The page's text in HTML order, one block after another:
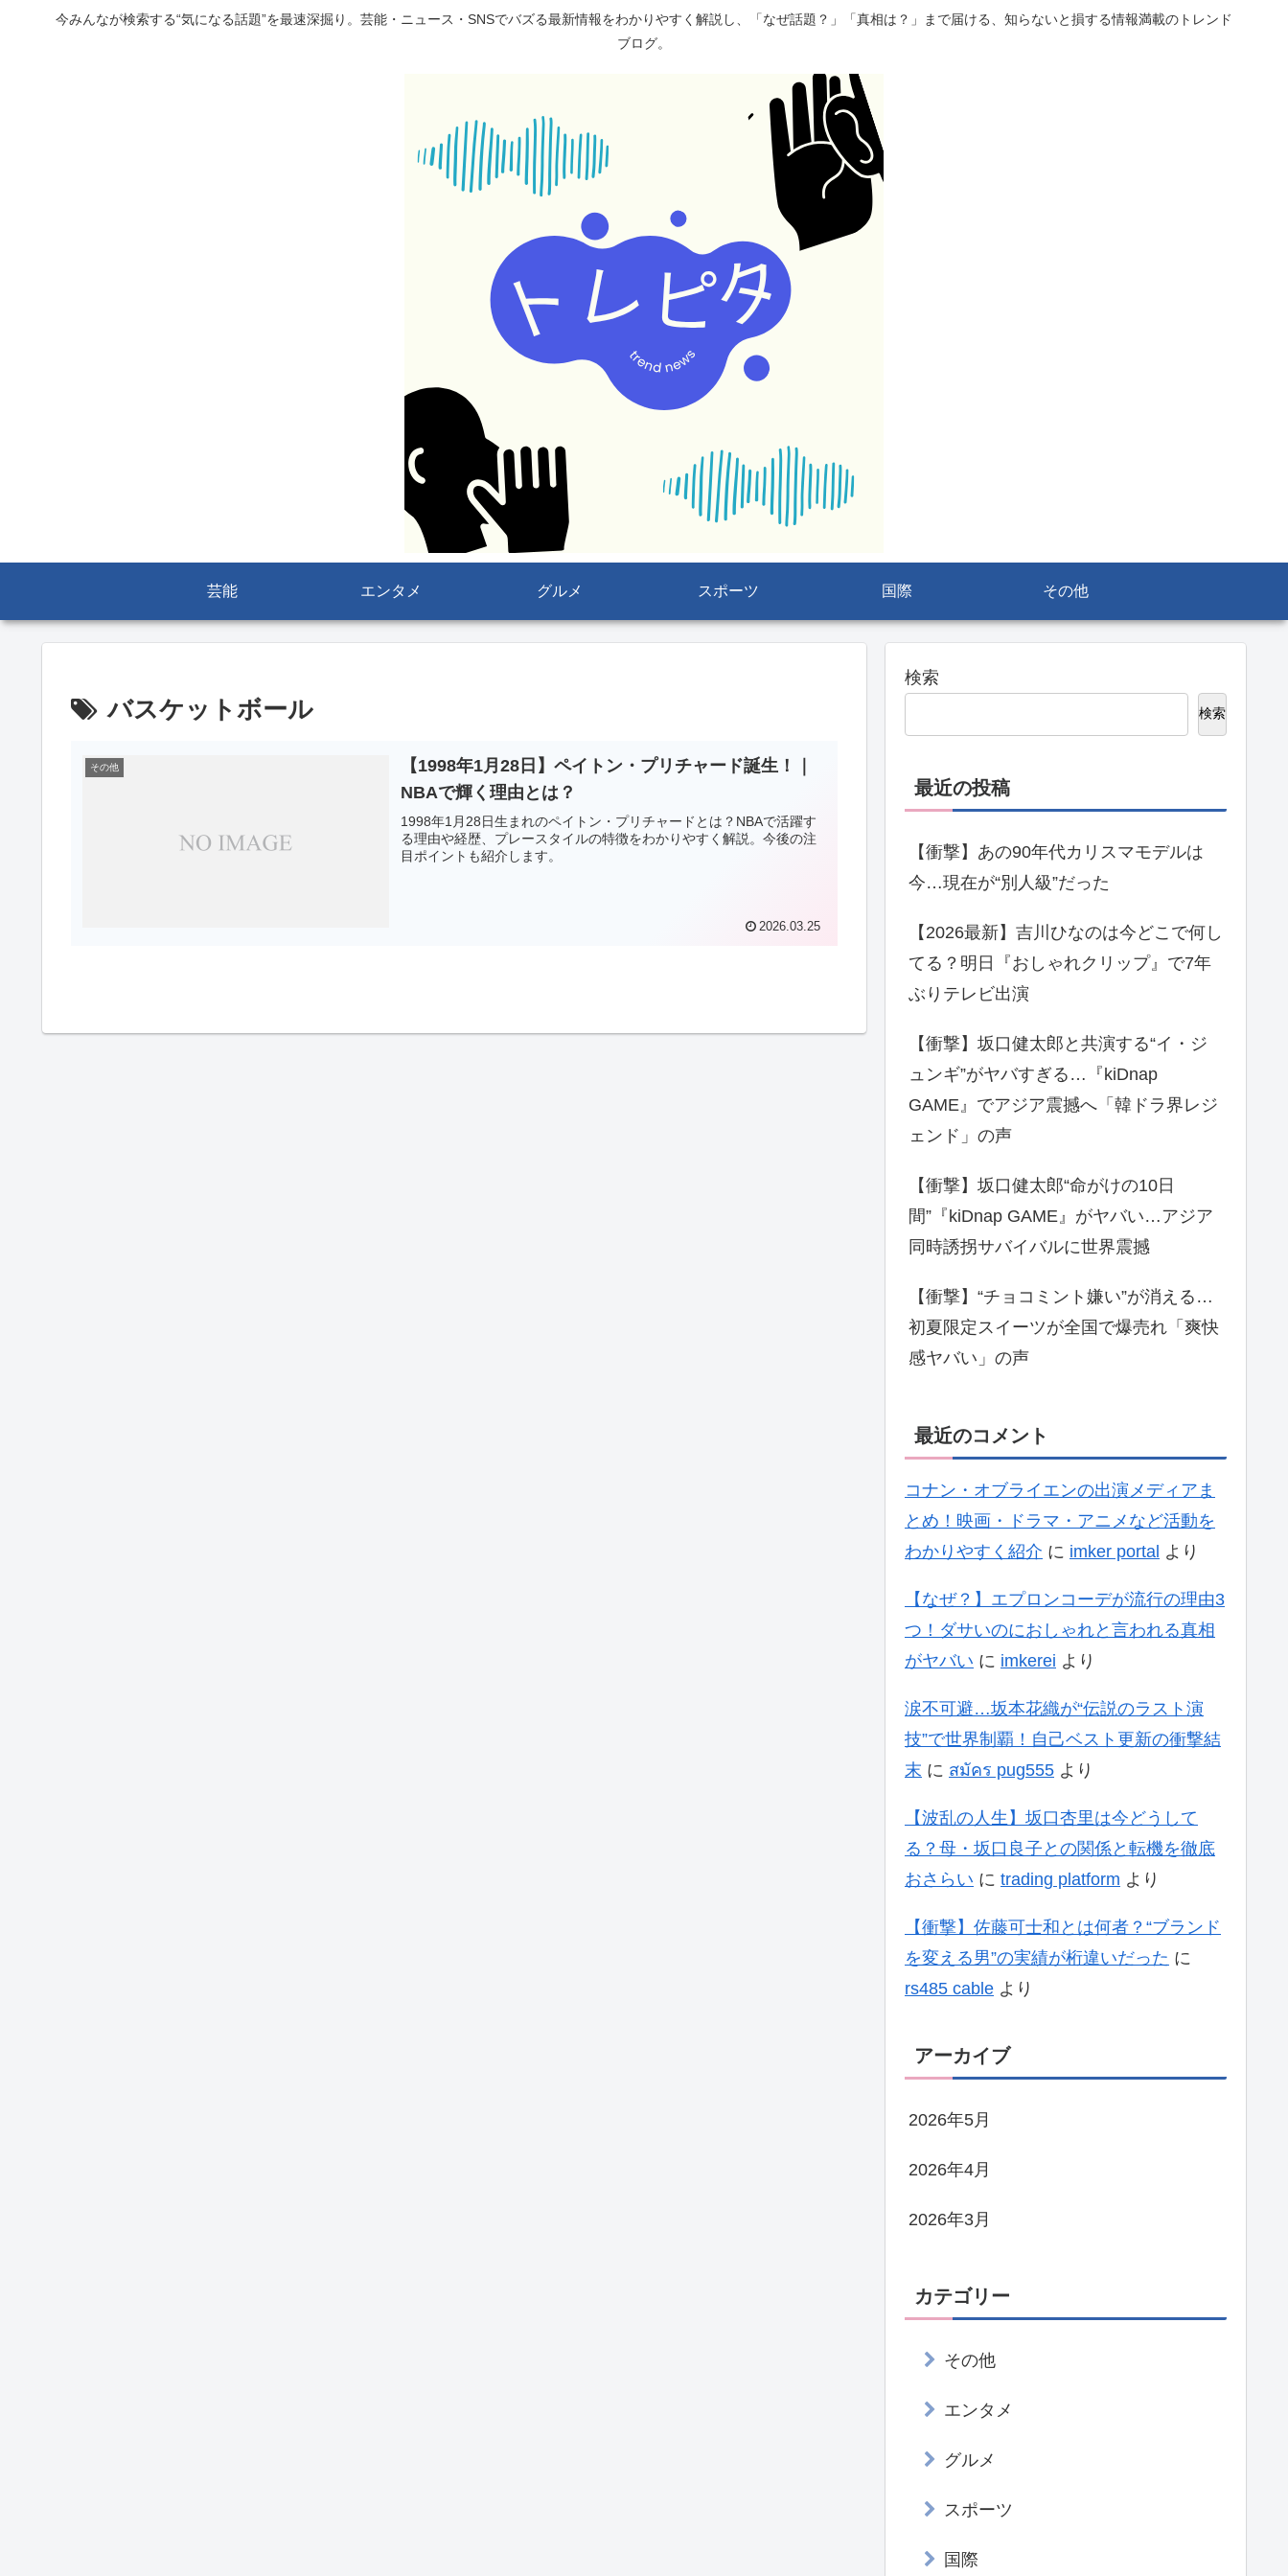
今みんなが検索する“気になる話題”を最速深掘り。芸能・ニュース・SNSでバズる最新情報をわかりやすく解説し、「なぜ話題？」「真相は？」まで届ける、知らないと損する情報満載のトレンド
ブログ。
芸能 エンタメ グルメ スポーツ 国際 その他
バスケットボール
その他
【1998年1月28日】ペイトン・プリチャード誕生！｜
NBAで輝く理由とは？
1998年1月28日生まれのペイトン・プリチャードとは？NBAで活躍す
る理由や経歴、プレースタイルの特徴をわかりやすく解説。今後の注
目ポイントも紹介します。
2026.03.25
検索
検索
最近の投稿
【衝撃】あの90年代カリスマモデルは
今…現在が“別人級”だった
【2026最新】吉川ひなのは今どこで何し
てる？明日『おしゃれクリップ』で7年
ぶりテレビ出演
【衝撃】坂口健太郎と共演する“イ・ジ
ュンギ”がヤバすぎる…『kiDnap
GAME』でアジア震撼へ「韓ドラ界レジ
ェンド」の声
【衝撃】坂口健太郎“命がけの10日
間”『kiDnap GAME』がヤバい…アジア
同時誘拐サバイバルに世界震撼
【衝撃】“チョコミント嫌い”が消える…
初夏限定スイーツが全国で爆売れ「爽快
感ヤバい」の声
最近のコメント
コナン・オブライエンの出演メディアま
とめ！映画・ドラマ・アニメなど活動を
わかりやすく紹介 に imker portal より
【なぜ？】エプロンコーデが流行の理由3
つ！ダサいのにおしゃれと言われる真相
がヤバい に imkerei より
涙不可避…坂本花織が“伝説のラスト演
技”で世界制覇！自己ベスト更新の衝撃結
末 に สมัคร pug555 より
【波乱の人生】坂口杏里は今どうして
る？母・坂口良子との関係と転機を徹底
おさらい に trading platform より
【衝撃】佐藤可士和とは何者？“ブランド
を変える男”の実績が桁違いだった に
rs485 cable より
アーカイブ
2026年5月
2026年4月
2026年3月
カテゴリー
その他
エンタメ
グルメ
スポーツ
国際